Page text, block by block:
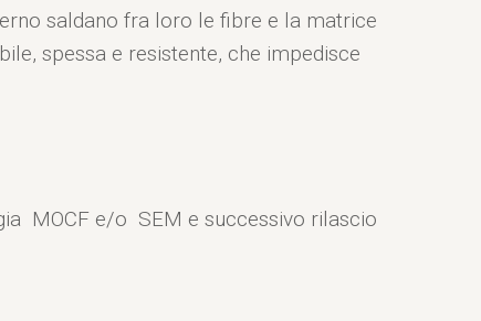
saldano fra loro le fibre e la matrice
spessa e resistente, che impedisce
MOCF e/o SEM e successivo rilascio